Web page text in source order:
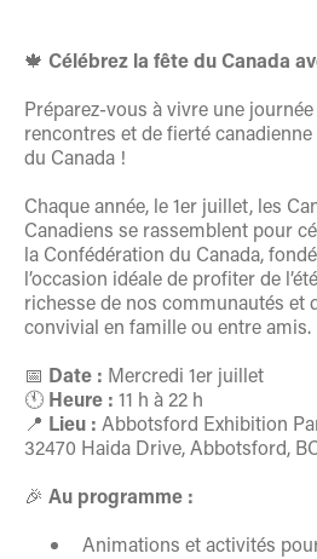
🍁 Célébrez la fête du Canada
Préparez-vous à vivre une
rencontres et de fierté canadienne
du Canada !
Chaque année, le 1er juillet, les
Canadiens se rassemblent pour
la Confédération du Canada,
l’occasion idéale de profiter de
richesse de nos communautés et
convivial en famille ou entre amis.
📅 Date : Mercredi 1er juillet
🕚 Heure : 11 h à 22 h
📍 Lieu : Abbotsford Exhibition
32470 Haida Drive, Abbotsford,
🎉 Au programme :
Animations et activités